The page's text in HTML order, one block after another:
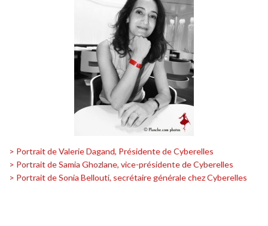
> Portrait de Valerie Dagand, Présidente de Cyberelles
> Portrait de Samia Ghozlane, vice-présidente de Cyberelles
> Portrait de Sonia Bellouti, secrétaire générale chez Cyberelles